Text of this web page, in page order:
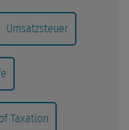
Umsatzsteuer
Taxation